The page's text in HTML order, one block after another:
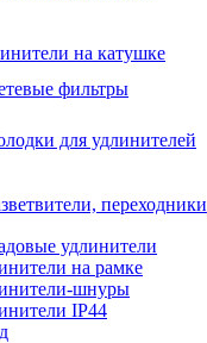
на катушке
фильтры
для удлинителей
переходники
удлинители
на рамке
шнуры
IP44